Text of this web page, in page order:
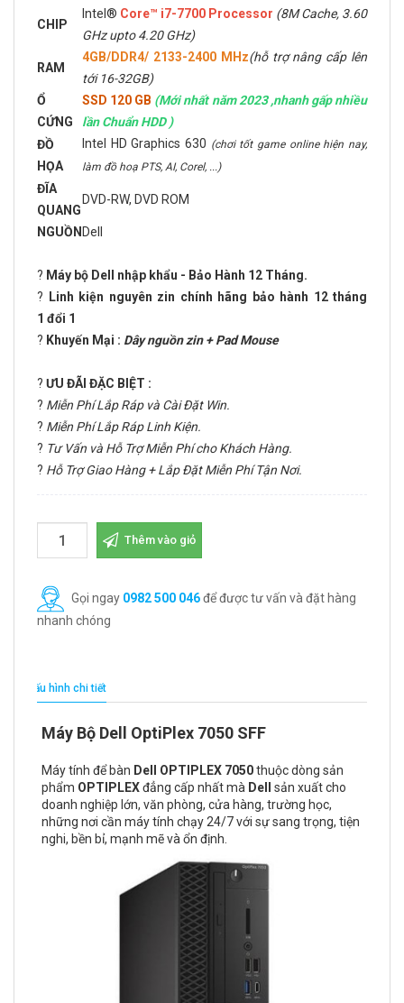
CHIP
Intel® Core™ i7-7700 Processor (8M Cache, 3.60
GHz upto 4.20 GHz)
RAM
4GB/DDR4/ 2133-2400 MHz(hỗ trợ nâng cấp lên
tới 16-32GB)
Ổ
CỨNG
SSD 120 GB (Mới nhất năm 2023 ,nhanh gấp nhiều
lần Chuẩn HDD )
ĐỒ
HỌA
Intel HD Graphics 630 (chơi tốt game online hiện nay,
làm đồ hoạ PTS, AI, Corel, ...)
ĐĨA
QUANG
DVD-RW, DVD ROM
NGUỒN Dell
? Máy bộ Dell nhập khẩu - Bảo Hành 12 Tháng.
?
Linh kiện nguyên zin chính hãng bảo hành 12 tháng
1 đổi 1
? Khuyến Mại : Dây nguồn zin + Pad Mouse
? ƯU ĐÃI ĐẶC BIỆT :
? Miễn Phí Lắp Ráp và Cài Đặt Win.
? Miễn Phí Lắp Ráp Linh Kiện.
? Tư Vấn và Hỗ Trợ Miễn Phí cho Khách Hàng.
? Hỗ Trợ Giao Hàng + Lắp Đặt Miễn Phí Tận Nơi.
Thêm vào giỏ
Gọi ngay 0982 500 046để được tư vấn và đặt hàng
nhanh chóng
Cấu hình chi tiết
Máy Bộ Dell OptiPlex 7050 SFF
Máy tính để bàn Dell OPTIPLEX 7050thuộc dòng sản
phẩm OPTIPLEXđẳng cấp nhất mà Dell
sản xuất cho
doanh nghiệp lớn, văn phòng, cửa hàng, trường học,
những nơi cần máy tính chạy 24/7 với sự sang trọng, tiện
nghi, bền bỉ, mạnh mẽ và ổn định.